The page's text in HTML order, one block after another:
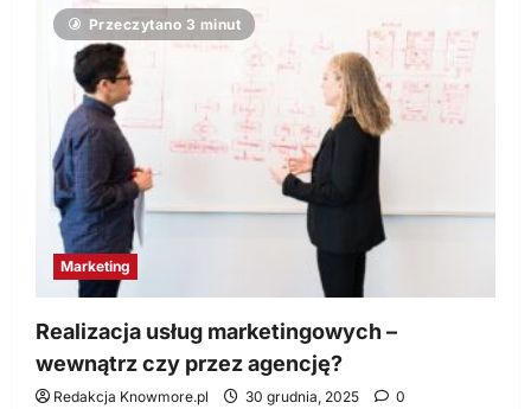
Marketing
rekrutacyjny
–
by
idealnego
kandydata
Przeczytano 3 minut
Marketing
Realizacja usług marketingowych –
wewnątrz czy przez agencję?
Redakcja Knowmore.pl 30 grudnia, 2025 0